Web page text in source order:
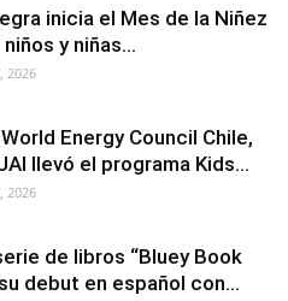
inicia el Mes de la Niñez
y niñas...
2026
Energy Council Chile,
llevó el programa Kids...
2026
de libros “Bluey Book
debut en español con...